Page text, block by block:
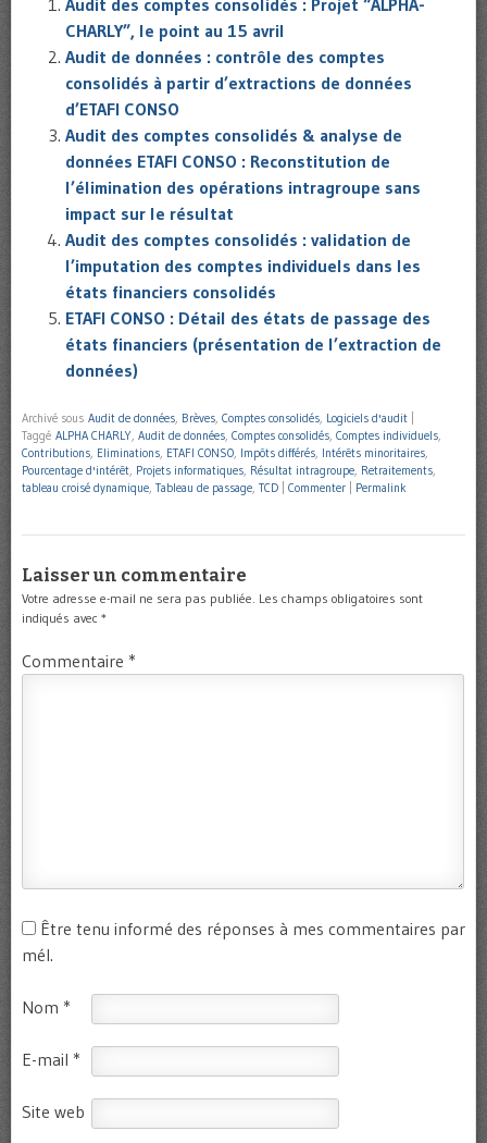
CHARLY”, le point au 15 avril
Audit de données : contrôle des comptes
consolidés à partir d’extractions de données
d’ETAFI CONSO
Audit des comptes consolidés & analyse de
données ETAFI CONSO : Reconstitution de
l’élimination des opérations intragroupe sans
impact sur le résultat
Audit des comptes consolidés : validation de
l’imputation des comptes individuels dans les
états financiers consolidés
ETAFI CONSO : Détail des états de passage des
états financiers (présentation de l’extraction de
données)
Archivé sous Audit de données Brèves Comptes consolidés Logiciels d'audit
Taggé ALPHA CHARLY Audit de données Comptes consolidés Comptes individuels
Contributions Eliminations ETAFI CONSO Impôts différés Intérêts minoritaires
Pourcentage d'intérêt Projets informatiques Résultat intragroupe Retraitements
tableau croisé dynamique Tableau de passage TCD Commenter Permalink
Laisser un commentaire
Votre adresse e-mail ne sera pas publiée. Les champs obligatoires sont
indiqués avec *
Commentaire *
Être tenu informé des réponses à mes commentaires par
mél.
Nom *
E-mail *
Site web